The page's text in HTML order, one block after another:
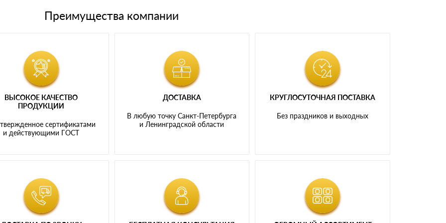
Преимущества компании
ВЫСОКОЕ КАЧЕСТВО
ПРОДУКЦИИ
сертификатами
и действующими ГОСТ
ДОСТАВКА
В любую точку Санкт-Петербурга
и Ленинградской области
КРУГЛОСУТОЧНАЯ ПОСТАВКА
Без праздников и выходных